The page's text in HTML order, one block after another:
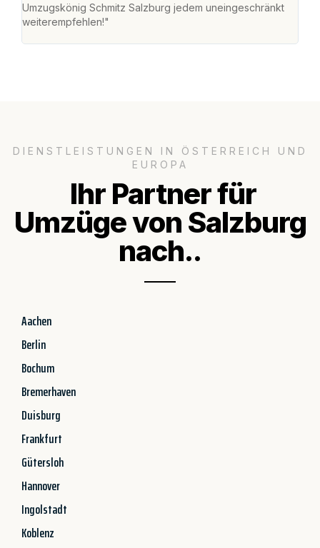
Umzugskönig Schmitz Salzburg jedem uneingeschränkt
weiterempfehlen!"
DIENSTLEISTUNGEN IN ÖSTERREICH UND
EUROPA
Ihr Partner für
Umzüge von Salzburg
nach..
Aachen
Berlin
Bochum
Bremerhaven
Duisburg
Frankfurt
Gütersloh
Hannover
Ingolstadt
Koblenz